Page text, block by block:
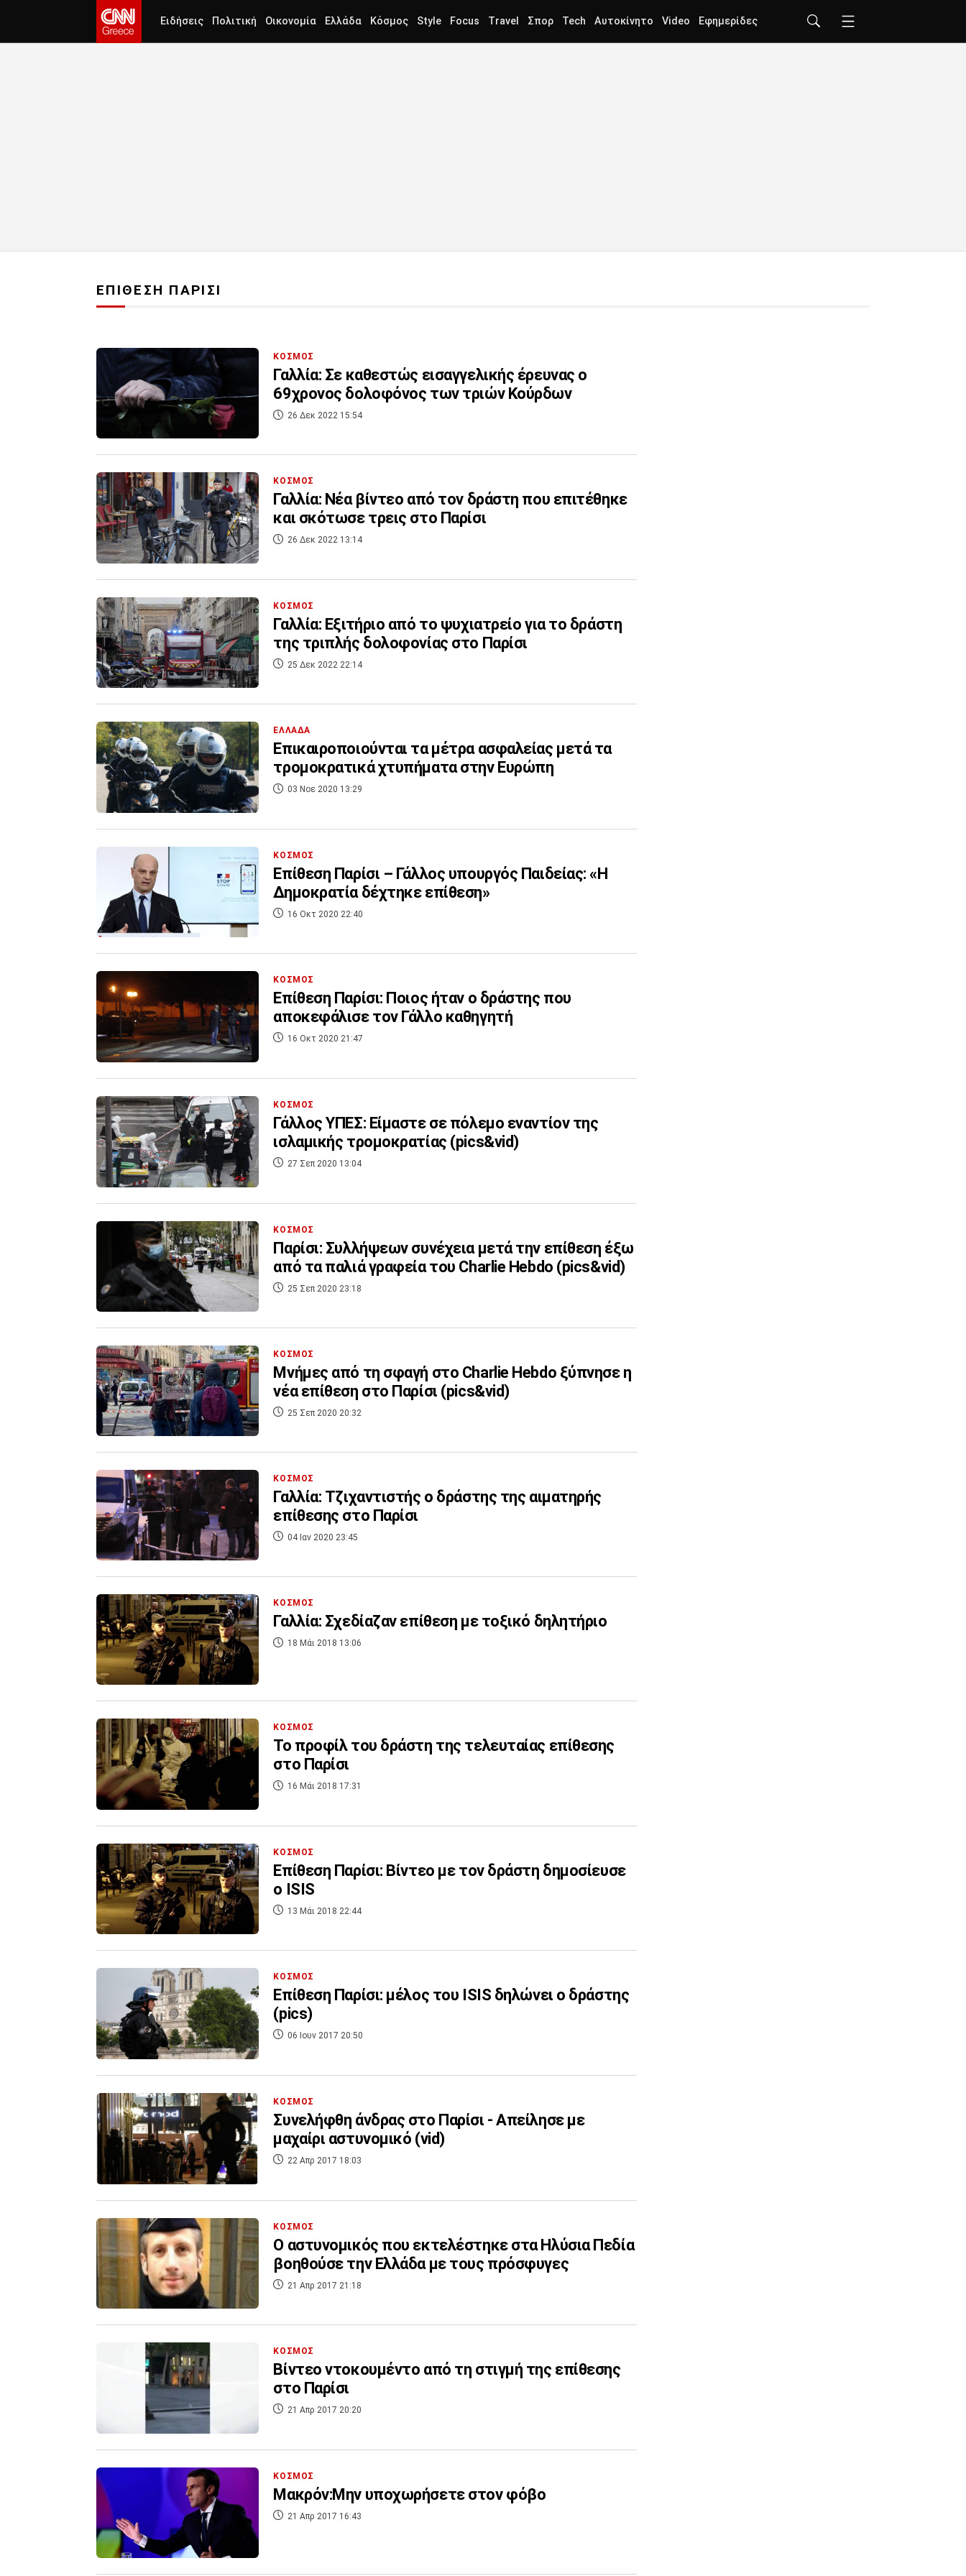
Ειδήσεις Πολιτική Οικονομία Ελλάδα Κόσμος Style Focus Travel Σπορ Tech Αυτοκίνητο Video Εφημερίδες
ΕΠΙΘΕΣΗ ΠΑΡΙΣΙ
ΚΟΣΜΟΣ
Γαλλία: Σε καθεστώς εισαγγελικής έρευνας ο
69χρονος δολοφόνος των τριών Κούρδων
26 Δεκ 2022 15:54
ΚΟΣΜΟΣ
Γαλλία: Νέα βίντεο από τον δράστη που επιτέθηκε
και σκότωσε τρεις στο Παρίσι
26 Δεκ 2022 13:14
ΚΟΣΜΟΣ
Γαλλία: Εξιτήριο από το ψυχιατρείο για το δράστη
της τριπλής δολοφονίας στο Παρίσι
25 Δεκ 2022 22:14
ΕΛΛΑΔΑ
Επικαιροποιούνται τα μέτρα ασφαλείας μετά τα
τρομοκρατικά χτυπήματα στην Ευρώπη
03 Νοε 2020 13:29
ΚΟΣΜΟΣ
Επίθεση Παρίσι – Γάλλος υπουργός Παιδείας: «Η
Δημοκρατία δέχτηκε επίθεση»
16 Οκτ 2020 22:40
ΚΟΣΜΟΣ
Επίθεση Παρίσι: Ποιος ήταν ο δράστης που
αποκεφάλισε τον Γάλλο καθηγητή
16 Οκτ 2020 21:47
ΚΟΣΜΟΣ
Γάλλος ΥΠΕΣ: Είμαστε σε πόλεμο εναντίον της
ισλαμικής τρομοκρατίας (pics&vid)
27 Σεπ 2020 13:04
ΚΟΣΜΟΣ
Παρίσι: Συλλήψεων συνέχεια μετά την επίθεση έξω
από τα παλιά γραφεία του Charlie Hebdo (pics&vid)
25 Σεπ 2020 23:18
ΚΟΣΜΟΣ
Μνήμες από τη σφαγή στο Charlie Hebdo ξύπνησε η
νέα επίθεση στο Παρίσι (pics&vid)
25 Σεπ 2020 20:32
ΚΟΣΜΟΣ
Γαλλία: Τζιχαντιστής ο δράστης της αιματηρής
επίθεσης στο Παρίσι
04 Ιαν 2020 23:45
ΚΟΣΜΟΣ
Γαλλία: Σχεδίαζαν επίθεση με τοξικό δηλητήριο
18 Μάι 2018 13:06
ΚΟΣΜΟΣ
Το προφίλ του δράστη της τελευταίας επίθεσης
στο Παρίσι
16 Μάι 2018 17:31
ΚΟΣΜΟΣ
Επίθεση Παρίσι: Βίντεο με τον δράστη δημοσίευσε
ο ISIS
13 Μάι 2018 22:44
ΚΟΣΜΟΣ
Επίθεση Παρίσι: μέλος του ISIS δηλώνει ο δράστης
(pics)
06 Ιουν 2017 20:50
ΚΟΣΜΟΣ
Συνελήφθη άνδρας στο Παρίσι - Aπείλησε με
μαχαίρι αστυνομικό (vid)
22 Απρ 2017 18:03
ΚΟΣΜΟΣ
Ο αστυνομικός που εκτελέστηκε στα Ηλύσια Πεδία
βοηθούσε την Ελλάδα με τους πρόσφυγες
21 Απρ 2017 21:18
ΚΟΣΜΟΣ
Βίντεο ντοκουμέντο από τη στιγμή της επίθεσης
στο Παρίσι
21 Απρ 2017 20:20
ΚΟΣΜΟΣ
Μακρόν:Μην υποχωρήσετε στον φόβο
21 Απρ 2017 16:43